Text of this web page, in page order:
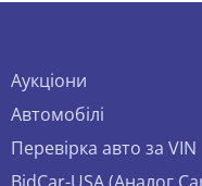
Аукціони
Автомобілі
Перевірка авто за VIN